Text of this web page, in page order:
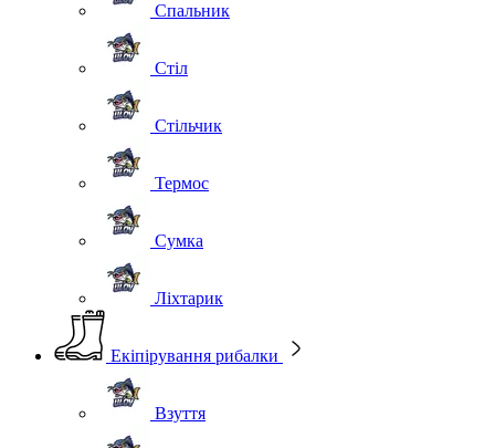
Спальник
Стіл
Стільчик
Термос
Сумка
Ліхтарик
Екіпірування рибалки
Взуття